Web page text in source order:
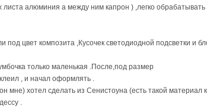
алюминия а между ним капрон ) ,легко обрабатывать
цвет композита ,Кусочек светодиодной подсветки и
только маленькая .После,под размер
, и начал оформлять .
мне) хотел сделать из Сенистоуна (есть такой материал
.